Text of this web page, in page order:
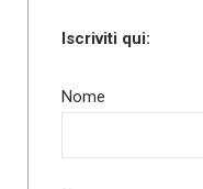
Iscriviti qui:
Nome